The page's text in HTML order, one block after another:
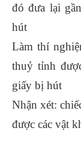
đó đưa lại
hút
Làm thí
thuỷ tỉnh
giấy bị hút
Nhận xét:
được các vật